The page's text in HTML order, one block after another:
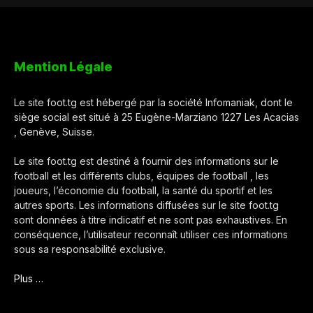
Mention Légale
Le site foot.tg est hébergé par la société Infomaniak, dont le
siège social est situé à 25 Eugène-Marziano 1227 Les Acacias
, Genève, Suisse.
Le site foot.tg est destiné à fournir des informations sur le
football et les différents clubs, équipes de football , les
joueurs, l’économie du football, la santé du sportif et les
autres sports. Les informations diffusées sur le site foot.tg
sont données à titre indicatif et ne sont pas exhaustives. En
conséquence, l’utilisateur reconnaît utiliser ces informations
sous sa responsabilité exclusive.
Plus …